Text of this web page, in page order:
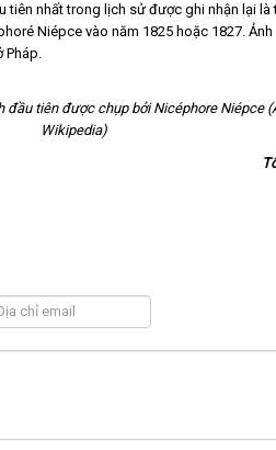
tiên nhất trong lịch sử được ghi nhận lại là
Niépce vào năm 1825 hoặc 1827.
Pháp.
đầu tiên được chụp bởi Nicéphore Niépce
Wikipedia)